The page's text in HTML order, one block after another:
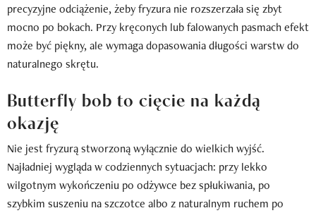
precyzyjne odciążenie, żeby fryzura nie rozszerzała się zbyt
mocno po bokach. Przy kręconych lub falowanych pasmach efekt
może być piękny, ale wymaga dopasowania długości warstw do
naturalnego skrętu.
Butterfly bob to cięcie na każdą
okazję
Nie jest fryzurą stworzoną wyłącznie do wielkich wyjść.
Najładniej wygląda w codziennych sytuacjach: przy lekko
wilgotnym wykończeniu po odżywce bez spłukiwania, po
szybkim suszeniu na szczotce albo z naturalnym ruchem po